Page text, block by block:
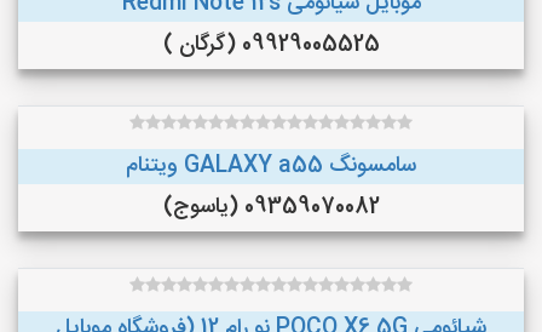
09929005525 (گرگان )
سامسونگ GALAXY a55 ویتنام
09359070082 (یاسوج)